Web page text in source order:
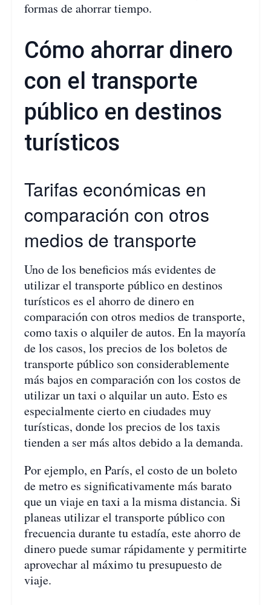
formas de ahorrar tiempo.
Cómo ahorrar dinero
con el transporte
público en destinos
turísticos
Tarifas económicas en
comparación con otros
medios de transporte
Uno de los beneficios más evidentes de
utilizar el transporte público en destinos
turísticos es el ahorro de dinero en
comparación con otros medios de transporte,
como taxis o alquiler de autos. En la mayoría
de los casos, los precios de los boletos de
transporte público son considerablemente
más bajos en comparación con los costos de
utilizar un taxi o alquilar un auto. Esto es
especialmente cierto en ciudades muy
turísticas, donde los precios de los taxis
tienden a ser más altos debido a la demanda.
Por ejemplo, en París, el costo de un boleto
de metro es significativamente más barato
que un viaje en taxi a la misma distancia. Si
planeas utilizar el transporte público con
frecuencia durante tu estadía, este ahorro de
dinero puede sumar rápidamente y permitirte
aprovechar al máximo tu presupuesto de
viaje.